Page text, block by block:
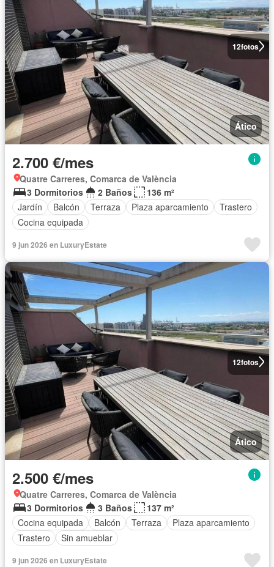
12fotos
Ático
2.700 €/mes
Quatre Carreres, Comarca de València
3 Dormitorios
2 Baños
136 m²
Jardín
Balcón Terraza Plaza aparcamiento
Trastero
Cocina equipada
9 jun 2026 en LuxuryEstate
12fotos
Ático
2.500 €/mes
Quatre Carreres, Comarca de València
3 Dormitorios
3 Baños
137 m²
Cocina equipada
Balcón Terraza
Plaza aparcamiento
Trastero
Sin amueblar
9 jun 2026 en LuxuryEstate